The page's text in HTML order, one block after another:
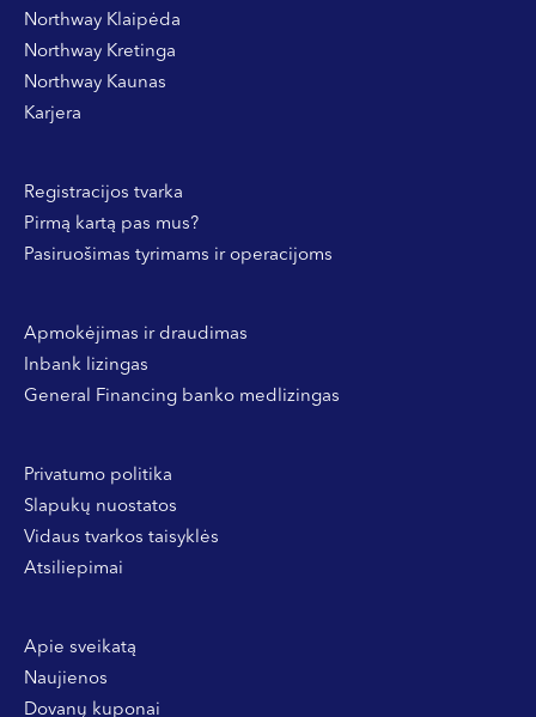
Northway Klaipėda
Northway Kretinga
Northway Kaunas
Karjera
Registracijos tvarka
Pirmą kartą pas mus?
Pasiruošimas tyrimams ir operacijoms
Apmokėjimas ir draudimas
Inbank lizingas
General Financing banko medlizingas
Privatumo politika
Slapukų nuostatos
Vidaus tvarkos taisyklės
Atsiliepimai
Apie sveikatą
Naujienos
Dovanų kuponai